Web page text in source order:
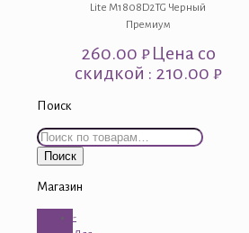
Lite M1808D2TG Черный
Премиум
260.00 ₽Цена со
скидкой : 210.00 ₽
Поиск
Искать:
Поиск
Магазин
-